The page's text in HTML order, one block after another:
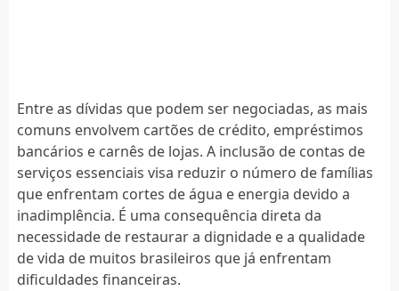
Entre as dívidas que podem ser negociadas, as mais
comuns envolvem cartões de crédito, empréstimos
bancários e carnês de lojas. A inclusão de contas de
serviços essenciais visa reduzir o número de famílias
que enfrentam cortes de água e energia devido a
inadimplência. É uma consequência direta da
necessidade de restaurar a dignidade e a qualidade
de vida de muitos brasileiros que já enfrentam
dificuldades financeiras.